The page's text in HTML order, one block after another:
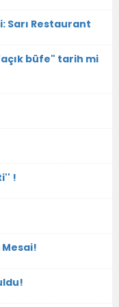
Sarı Restaurant
büfe" tarih mi
!
Mesai!